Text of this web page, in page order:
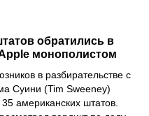
обратились в
монополистом
в разбирательстве с
Суини (Tim Sweeney)
американских штатов.